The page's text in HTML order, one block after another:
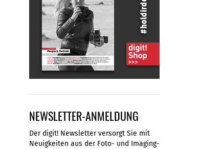
NEWSLETTER-ANMELDUNG
Der digit! Newsletter versorgt Sie mit
Neuigkeiten aus der Foto- und Imaging-